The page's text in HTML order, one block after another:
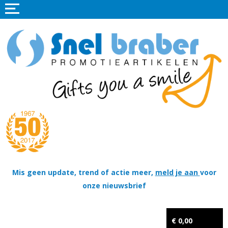
Mis geen update, trend of actie meer, meld je aan voor
onze nieuwsbrief
€ 0,00
Home
Promotieartikelen
Tassen
Thema's